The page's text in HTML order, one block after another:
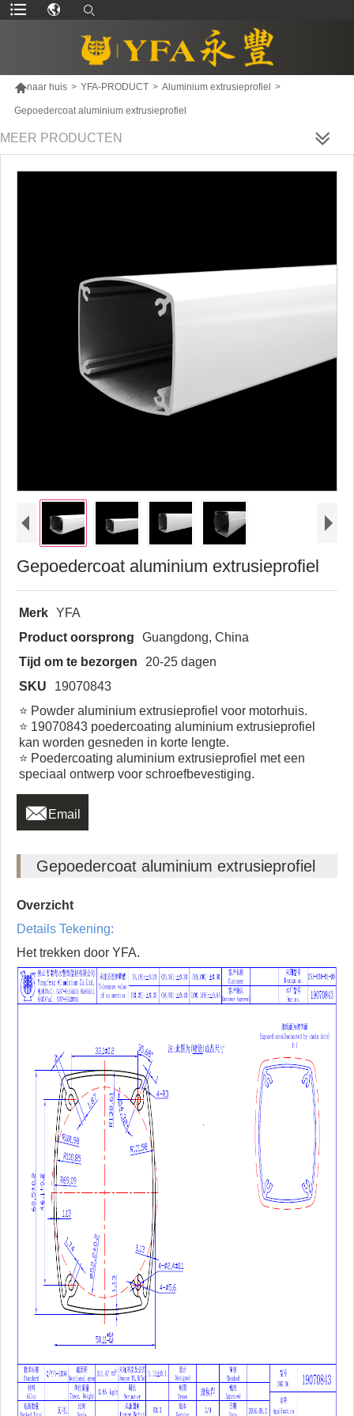
naar huis > YFA-PRODUCT > Aluminium extrusieprofiel >
Gepoedercoat aluminium extrusieprofiel
MEER PRODUCTEN
Gepoedercoat aluminium extrusieprofiel
Merk YFA
Product oorsprong
Guangdong, China
Tijd om te bezorgen
20-25 dagen
SKU
19070843
⭐ Powder aluminium extrusieprofiel voor motorhuis.
⭐ 19070843 poedercoating aluminium extrusieprofiel
kan worden gesneden in korte lengte.
⭐ Poedercoating aluminium extrusieprofiel met een
speciaal ontwerp voor schroefbevestiging.
 Email
Gepoedercoat aluminium extrusieprofiel
Overzicht
Details Tekening:
Het trekken door YFA.